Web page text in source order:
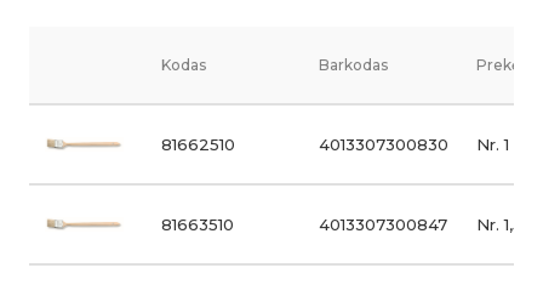
Kodas Barkodas Prekės
81662510 4013307300830 Nr. 1
81663510 4013307300847 Nr. 1,5